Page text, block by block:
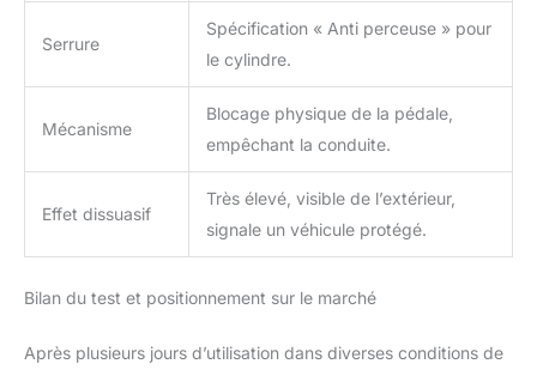
Serrure
Spécification « Anti perceuse » pour
le cylindre.
Mécanisme
Blocage physique de la pédale,
empêchant la conduite.
Effet dissuasif
Très élevé, visible de l’extérieur,
signale un véhicule protégé.
Bilan du test et positionnement sur le marché
Après plusieurs jours d’utilisation dans diverses conditions de